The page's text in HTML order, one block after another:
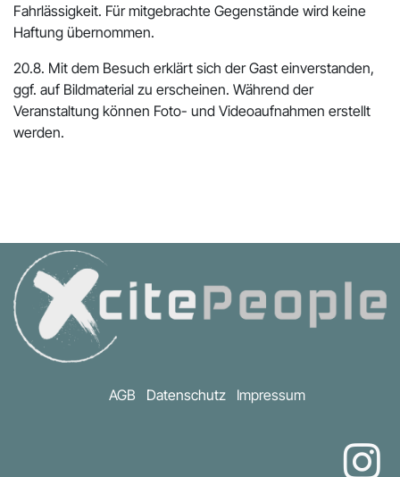
Fahrlässigkeit. Für mitgebrachte Gegenstände wird keine
Haftung übernommen.
20.8. Mit dem Besuch erklärt sich der Gast einverstanden,
ggf. auf Bildmaterial zu erscheinen. Während der
Veranstaltung können Foto- und Videoaufnahmen erstellt
werden.
AGB Datenschutz Impressum